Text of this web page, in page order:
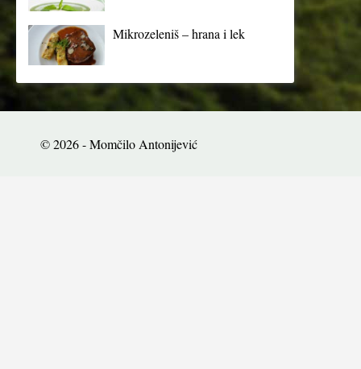
Mikrozeleniš – hrana i lek
© 2026 - Momčilo Antonijević